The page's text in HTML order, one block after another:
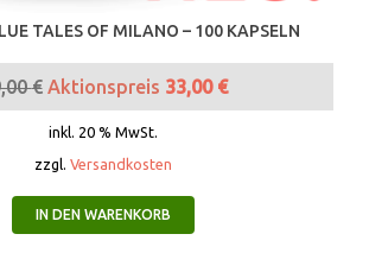
TALES OF MILANO – 100 KAPSELN
€ Aktionspreis 33,00 €
inkl. 20 % MwSt.
zzgl. Versandkosten
IN DEN WARENKORB